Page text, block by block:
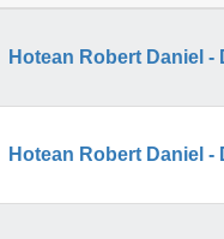
Hotean Robert Daniel -
Hotean Robert Daniel -